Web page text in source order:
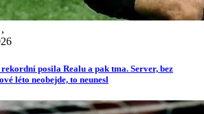
,
posila Realu a pak tma. Server, bez
léto neobejde, to neunesl